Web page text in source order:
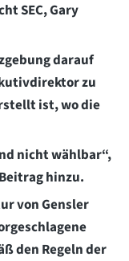
SEC, Gary
darauf
zu
ist, wo die
nicht wählbar“,
hinzu.
von Gensler
den Regeln der